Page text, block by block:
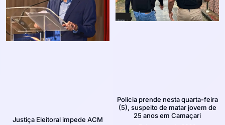
Justiça Eleitoral impede ACM
Polícia prende nesta quarta-feira
(5), suspeito de matar jovem de
25 anos em Camaçari